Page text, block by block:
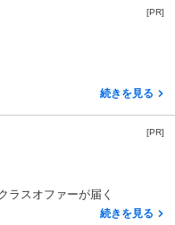
[PR]
続きを見る
[PR]
ラスオファーが届く
続きを見る